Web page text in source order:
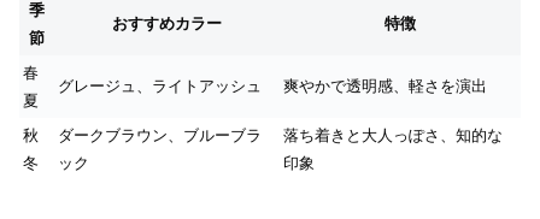
季
節
おすすめカラー 特徴
春
夏
グレージュ、ライトアッシュ 爽やかで透明感、軽さを演出
秋
冬
ダークブラウン、ブルーブラ
ック
落ち着きと大人っぽさ、知的な
印象